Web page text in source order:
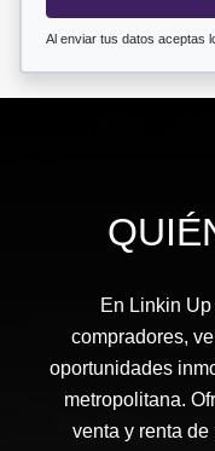
Al enviar tus datos aceptas
En Linkin
compradores,
oportunidades
metropolitana.
venta y renta